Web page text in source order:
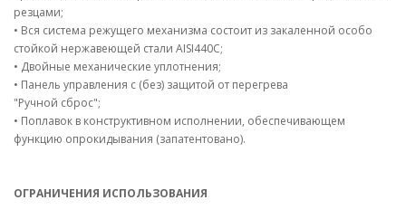
резцами;
• Вся система режущего механизма состоит из закаленной особо
стойкой нержавеющей стали AISI440C;
• Двойные механические уплотнения;
• Панель управления с (без) защитой от перегрева
"Ручной сброс";
• Поплавок в конструктивном исполнении, обеспечивающем
функцию опрокидывания (запатентовано).
ОГРАНИЧЕНИЯ ИСПОЛЬЗОВАНИЯ